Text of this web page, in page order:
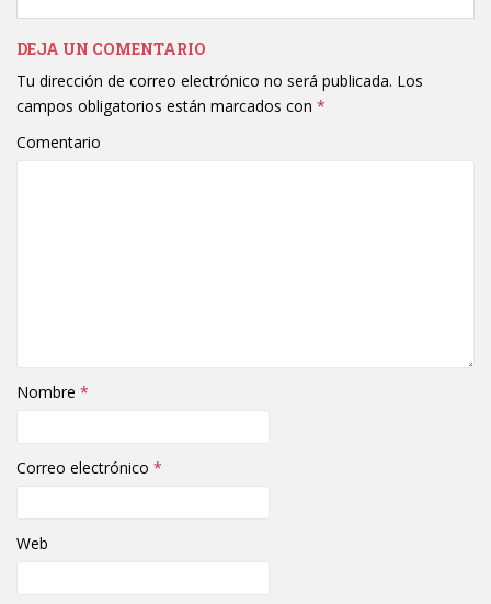
DEJA UN COMENTARIO
Tu dirección de correo electrónico no será publicada. Los
campos obligatorios están marcados con *
Comentario
Nombre *
Correo electrónico *
Web